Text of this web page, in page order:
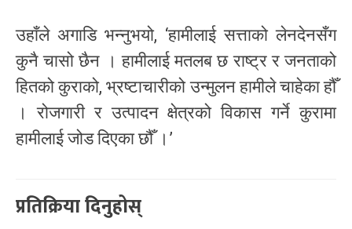
उहाँले अगाडि भन्नुभयो, ‘हामीलाई सत्ताको लेनदेनसँग
कुनै चासो छैन । हामीलाई मतलब छ राष्ट्र र जनताको
हितको कुराको, भ्रष्टाचारीको उन्मुलन हामीले चाहेका हौँ
। रोजगारी र उत्पादन क्षेत्रको विकास गर्ने कुरामा
हामीलाई जोड दिएका छौँ ।’
प्रतिक्रिया दिनुहोस्